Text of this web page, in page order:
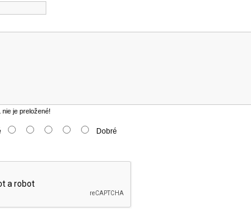
nie je preložené!
Dobré